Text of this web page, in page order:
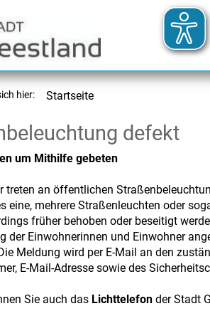
hier: Startseite
defekt
um Mithilfe gebeten
treten an öffentlichen
eine, mehrere Straßenleuchten oder
früher behoben oder beseitigt
der Einwohnerinnen und Einwohner
Meldung wird per E-Mail an den
E-Mail-Adresse sowie des
Sie auch das Lichttelefon der Stadt